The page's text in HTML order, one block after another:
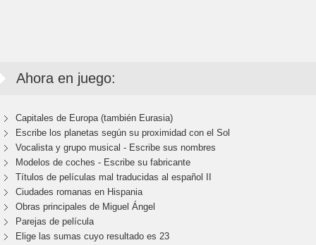
Ahora en juego:
Capitales de Europa (también Eurasia)
Escribe los planetas según su proximidad con el Sol
Vocalista y grupo musical - Escribe sus nombres
Modelos de coches - Escribe su fabricante
Títulos de películas mal traducidas al español II
Ciudades romanas en Hispania
Obras principales de Miguel Ángel
Parejas de película
Elige las sumas cuyo resultado es 23